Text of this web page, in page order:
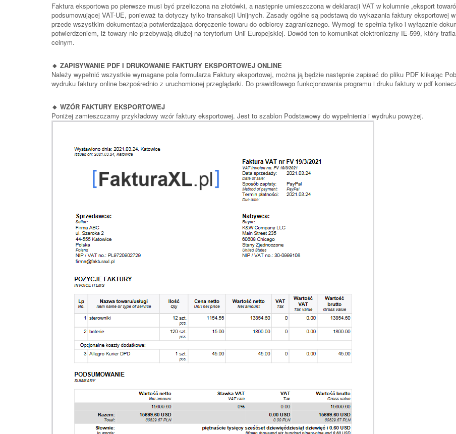
Faktura eksportowa po pierwsze musi być przeliczona na złotówki, a następnie umieszczona w deklaracji VAT w kolumnie „eksport
podsumowującej VAT-UE, ponieważ ta dotyczy tylko transakcji Unijnych. Zasady ogólne są podstawą do wykazania faktury eksportowej
przede wszystkim dokumentacja potwierdzająca doręczenie towaru do odbiorcy zagranicznego. Wymogi te spełnia tylko i wyłącznie
potwierdzeniem, iż towary nie przebywają dłużej na terytorium Unii Europejskiej. Dowód ten to komunikat elektroniczny IE-599, który
celnym.
🔸 ZAPISYWANIE PDF I DRUKOWANIE FAKTURY EKSPORTOWEJ ONLINE
Należy wypełnić wszystkie wymagane pola formularza Faktury eksportowej, można ją będzie następnie zapisać do pliku PDF klikając
wydruku faktury online bezpośrednio z uruchomionej przeglądarki. Do prawidłowego funkcjonowania programu i druku faktury w pdf
🔸 WZÓR FAKTURY EKSPORTOWEJ
Poniżej zamieszczamy przykładowy wzór faktury eksportowej. Jest to szablon Podstawowy do wypełnienia i wydruku powyżej.